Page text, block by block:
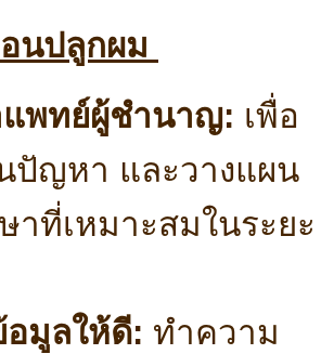
นปลูกผม
พทย์ผู้ชำนาญ: เพื่อ
ปัญหา และวางแผน
าที่เหมาะสมในระยะ
มูลให้ดี: ทำความ